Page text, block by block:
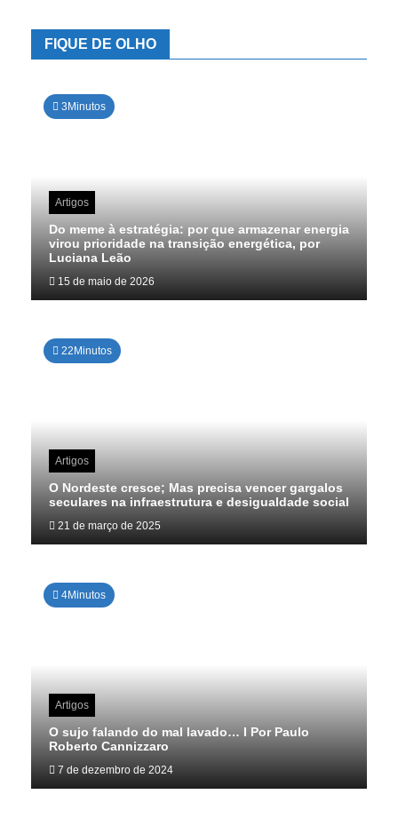
FIQUE DE OLHO
3Minutos
Artigos
Do meme à estratégia: por que armazenar energia
virou prioridade na transição energética, por
Luciana Leão
15 de maio de 2026
22Minutos
Artigos
O Nordeste cresce; Mas precisa vencer gargalos
seculares na infraestrutura e desigualdade social
21 de março de 2025
4Minutos
Artigos
O sujo falando do mal lavado… I Por Paulo
Roberto Cannizzaro
7 de dezembro de 2024